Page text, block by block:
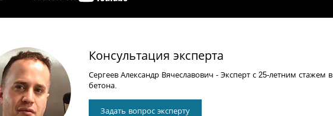
Консультация эксперта
Сергеев Александр Вячеславович - Эксперт с 25-летним стажем
бетона.
Задать вопрос эксперту